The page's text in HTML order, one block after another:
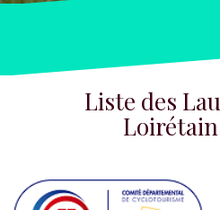
Liste des